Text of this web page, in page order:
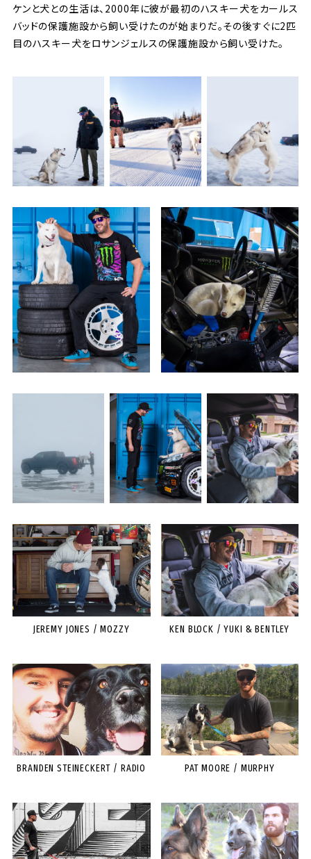
ケンと犬との生活は、2000年に彼が最初のハスキー犬をカールス
バッドの保護施設から飼い受けたのが始まりだ。その後すぐに2匹
目のハスキー犬をロサンジェルスの保護施設から飼い受けた。
JEREMY JONES / MOZZY KEN BLOCK / YUKI & BENTLEY
BRANDEN STEINECKERT / RADIO PAT MOORE / MURPHY